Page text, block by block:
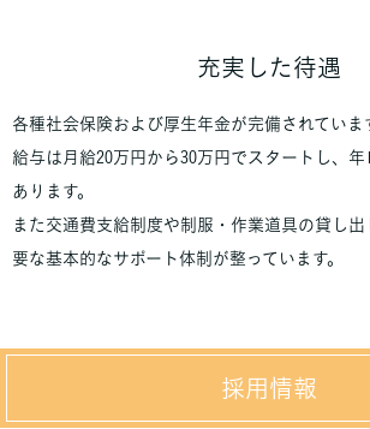
充実した待遇
各種社会保険および厚生年金が完備されていま
給与は月給20万円から30万円でスタートし、年
あります。
また交通費支給制度や制服・作業道具の貸し
要な基本的なサポート体制が整っています。
採用情報